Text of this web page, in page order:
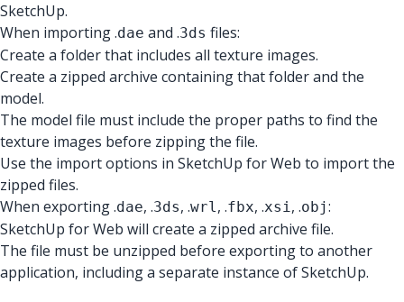
SketchUp.
When importing .dae and .3ds files:
Create a folder that includes all texture images.
Create a zipped archive containing that folder and the
model.
The model file must include the proper paths to find the
texture images before zipping the file.
Use the import options in SketchUp for Web to import the
zipped files.
When exporting .dae, .3ds, .wrl, .fbx, .xsi, .obj:
SketchUp for Web will create a zipped archive file.
The file must be unzipped before exporting to another
application, including a separate instance of SketchUp.